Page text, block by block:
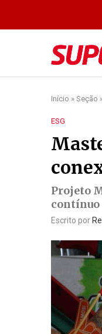
Início » Seção
ESG
Projeto
contínuo
Escrito por